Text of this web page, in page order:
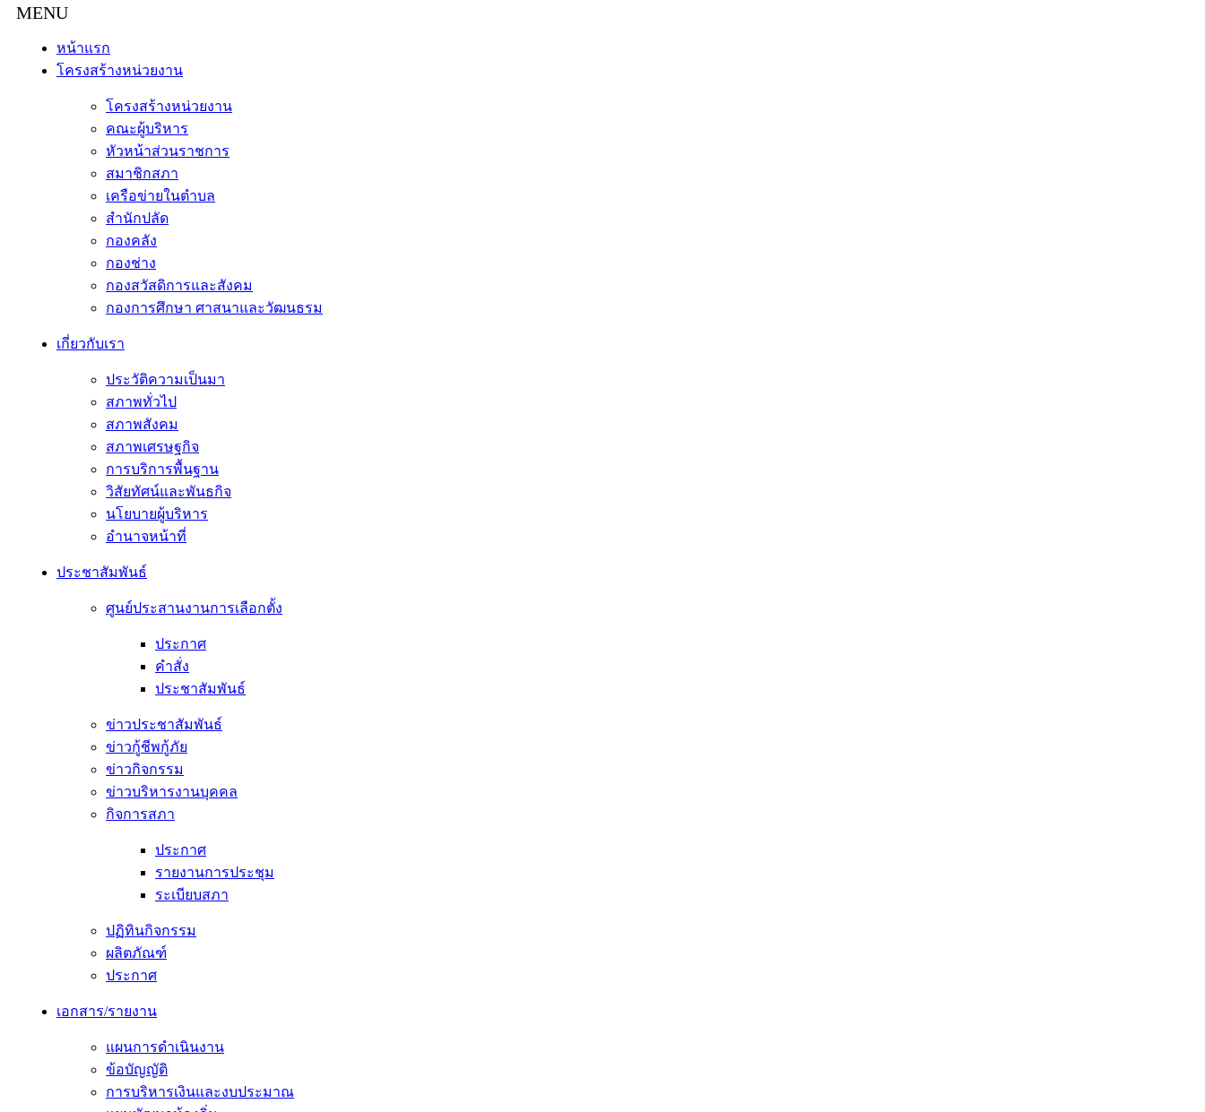
หน้าแรก
โครงสร้างหน่วยงาน
โครงสร้างหน่วยงาน
คณะผู้บริหาร
หัวหน้าส่วนราชการ
สมาชิกสภา
เครือข่ายในตำบล
สำนักปลัด
กองคลัง
กองช่าง
กองสวัสดิการและสังคม
กองการศึกษา ศาสนาและวัฒนธรม
เกี่ยวกับเรา
ประวัติความเป็นมา
สภาพทั่วไป
สภาพสังคม
สภาพเศรษฐกิจ
การบริการพื้นฐาน
วิสัยทัศน์และพันธกิจ
นโยบายผู้บริหาร
อํานาจหน้าที่
ประชาสัมพันธ์
ศูนย์ประสานงานการเลือกตั้ง
ประกาศ
คำสั่ง
ประชาสัมพันธ์
ข่าวประชาสัมพันธ์
ข่าวกู้ชีพกู้ภัย
ข่าวกิจกรรม
ข่าวบริหารงานบุคคล
กิจการสภา
ประกาศ
รายงานการประชุม
ระเบียบสภา
ปฏิทินกิจกรรม
ผลิตภัณฑ์
ประกาศ
เอกสาร/รายงาน
แผนการดำเนินงาน
ข้อบัญญัติ
การบริหารเงินและงบประมาณ